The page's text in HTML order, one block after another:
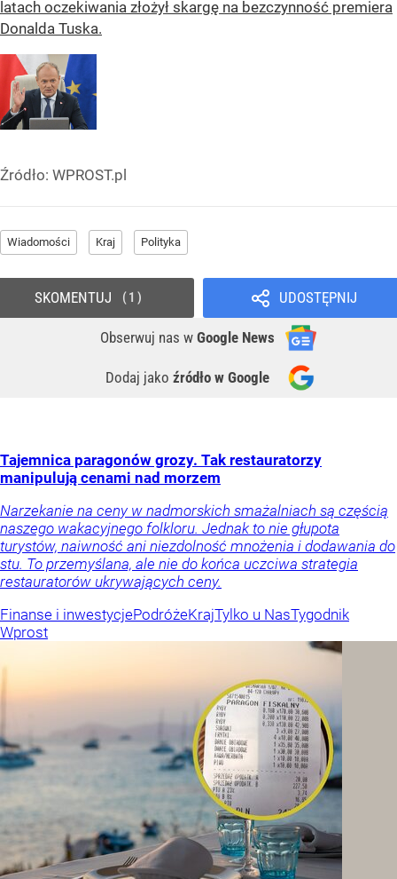
latach oczekiwania złożył skargę na bezczynność premiera
Donalda Tuska.
Źródło: WPROST.pl
Wiadomości Kraj Polityka
UDOSTĘPNIJ
Obserwuj nas w Google News
Dodaj jako źródło w Google
SKOMENTUJ 1
Tajemnica paragonów grozy. Tak restauratorzy
manipulują cenami nad morzem
Narzekanie na ceny w nadmorskich smażalniach są częścią
naszego wakacyjnego folkloru. Jednak to nie głupota
turystów, naiwność ani niezdolność mnożenia i dodawania do
stu. To przemyślana, ale nie do końca uczciwa strategia
restauratorów ukrywających ceny.
Finanse i inwestycjePodróżeKrajTylko u NasTygodnik
Wprost